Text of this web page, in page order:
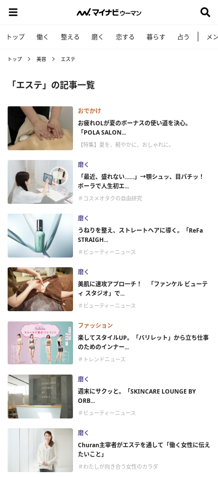
トップ 働く 整える 磨く 恋する 暮らす 占う メ
トップ 美容 エステ
「エステ」の記事一覧
おでかけ
お疲れOLが夏のボーナスの使い道を決心。
「POLA SALON...
【特集】夏を、軽やかに、おしゃれに。
磨く
「最近、盛れない……」→顎シュッ、目パチッ！
ポーラで人生初エ...
＃コスメオタクの自由研究
磨く
うねりを整え、ストレートヘアに導く。「ReFa
STRAIGH...
＃ビューティーニュース
磨く
美肌に速攻アプロ一チ！ 「ファンケル ビューテ
ィ スタジオ」で...
＃ビューティーニュース
ファッション
楽してスタイルUP。「バリレット」から立ち仕事
のためのインナー...
＃トレンドニュース
磨く
週末にサクッと。「SKINCARE LOUNGE BY
ORB...
＃ビューティーニュース
磨く
Churan主宰者がエステを通して「働く女性に伝え
たいこと」
＃わたしが向き合う女性のカラダ